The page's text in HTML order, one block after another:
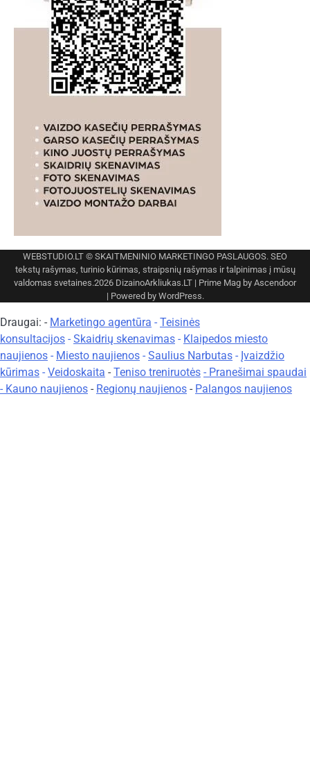
WEBSTUDIO.LT © SKAITMENINIO MARKETINGO PASLAUGOS. SEO
tekstų rašymas, turinio kūrimas, straipsnių rašymas ir talpinimas į mūsų
valdomas svetaines.2026 DizainoArkliukas.LT | Prime Mag by Ascendoor
| Powered by WordPress.
Draugai: - Marketingo agentūra - Teisinės
konsultacijos - Skaidrių skenavimas - Klaipedos miesto
naujienos - Miesto naujienos - Saulius Narbutas - Įvaizdžio
kūrimas - Veidoskaita - Teniso treniruotės - Pranešimai spaudai
- Kauno naujienos - Regionų naujienos - Palangos naujienos